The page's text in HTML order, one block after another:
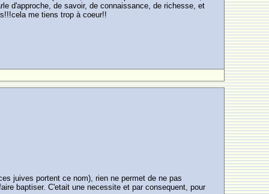
d'approche, de savoir, de connaissance, de richesse, et
me tiens trop à coeur!!
juives portent ce nom), rien ne permet de ne pas
baptiser. C'etait une necessite et par consequent, pour